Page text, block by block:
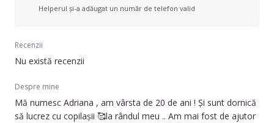
Helperul și-a adăugat un număr de telefon valid
Recenzii
Nu există recenzii
Despre mine
Mă numesc Adriana , am vârsta de 20 de ani ! Și sunt dornică
să lucrez cu copilașii 🥰la rândul meu .. Am mai fost de ajutor